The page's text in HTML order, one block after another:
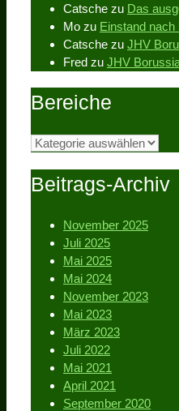
Catsche zu Das
Mo zu Einstand nach
Catsche zu JHV
Fred zu JHV
Bereiche
Bereiche
Beitrags-Archiv
November 2025
Juli 2025
Mai 2025
Mai 2024
November 2023
Mai 2023
März 2023
Juli 2022
Mai 2021
April 2021
September 2020